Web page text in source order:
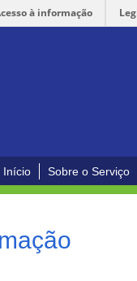
à informação
Início Sobre o Serviço